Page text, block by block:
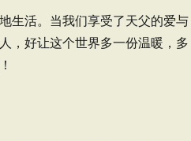
生活。当我们享受了天父的爱与
，好让这个世界多一份温暖，多